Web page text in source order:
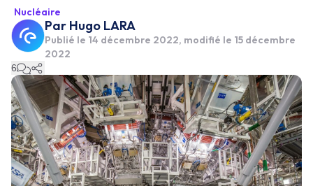
Nucléaire
Par Hugo LARA
Publié le 14 décembre 2022, modifié le 15 décembre
2022
6